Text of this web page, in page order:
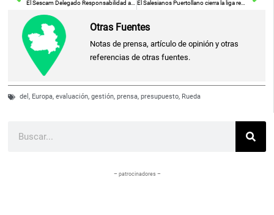
Otras Fuentes
Notas de prensa, artículo de opinión y otras
referencias de otras fuentes.
del, Europa,evaluación,gestión,prensa,presupuesto, Rueda
– patrocinadores –